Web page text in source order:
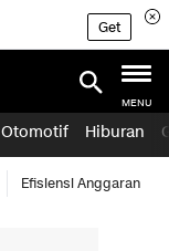
Get
MENU
Otomotif Hiburan
Efisiensi Anggaran